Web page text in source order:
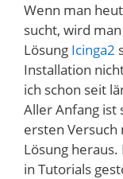
Wenn man
sucht, wird
Lösung Icinga2
Installation
ich schon seit
Aller Anfang ist
ersten
Lösung
in Tutorials